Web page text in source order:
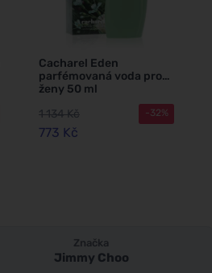
Cacharel Eden
parfémovaná voda pro
ženy 50 ml
1 134 Kč
773 Kč
-32%
Značka
Jimmy Choo